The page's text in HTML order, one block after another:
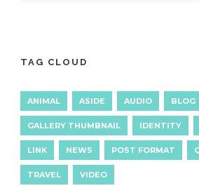
TAG CLOUD
ANIMAL ASIDE AUDIO BLOG
GALLERY THUMBNAIL IDENTITY
LINK NEWS POST FORMAT
TRAVEL VIDEO